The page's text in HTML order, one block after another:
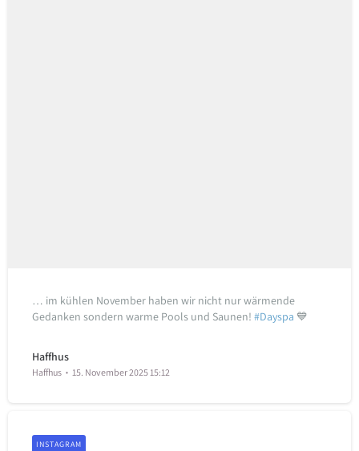
… im kühlen November haben wir nicht nur wärmende
Gedanken sondern warme Pools und Saunen! #Dayspa 💙
Haffhus
Haffhus 15. November 2025 15:12
INSTAGRAM